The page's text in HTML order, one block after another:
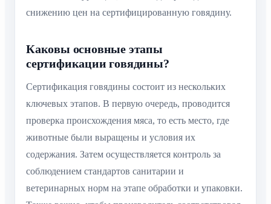
снижению цен на сертифицированную говядину.
Каковы основные этапы
сертификации говядины?
Сертификация говядины состоит из нескольких
ключевых этапов. В первую очередь, проводится
проверка происхождения мяса, то есть место, где
животные были выращены и условия их
содержания. Затем осуществляется контроль за
соблюдением стандартов санитарии и
ветеринарных норм на этапе обработки и упаковки.